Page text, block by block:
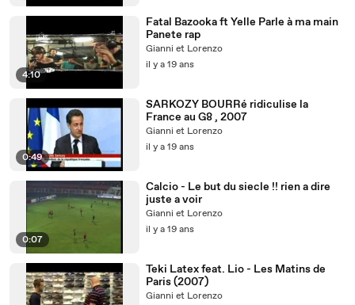
4:10
Fatal Bazooka ft Yelle Parle à ma main
Panete rap
Gianni et Lorenzo
il y a 19 ans
0:49
SARKOZY BOURRé ridiculise la
France au G8 , 2007
Gianni et Lorenzo
il y a 19 ans
0:07
Calcio - Le but du siecle !! rien a dire
juste a voir
Gianni et Lorenzo
il y a 19 ans
Teki Latex feat. Lio - Les Matins de
Paris (2007)
Gianni et Lorenzo